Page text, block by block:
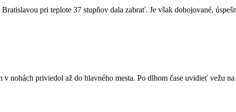
pri teplote 37 stupňov dala zabrať. Je však dobojované,
v nohách priviedol až do hlavného mesta. Po dlhom čase uvidieť vežu